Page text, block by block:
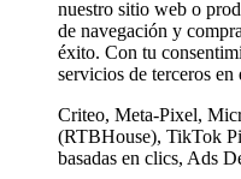
nuestro sitio web o
de navegación y
éxito. Con tu
servicios de terceros en
Criteo, Meta-Pixel,
(RTBHouse), TikTok
basadas en clics, Ads